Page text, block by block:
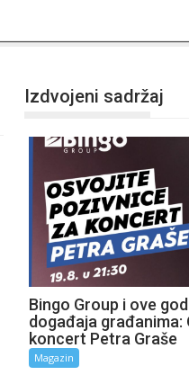
Izdvojeni sadržaj
Bingo Group i ove
događaja
koncert Petra Graše
Magazin